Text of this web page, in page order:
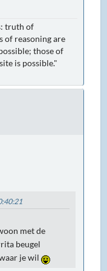
truth of
of reasoning are
those of
is possible."
met de
beugel
waar je wil